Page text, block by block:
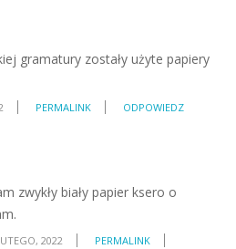
gramatury zostały użyte papiery
PERMALINK ODPOWIEDZ
zwykły biały papier ksero o
2022
PERMALINK